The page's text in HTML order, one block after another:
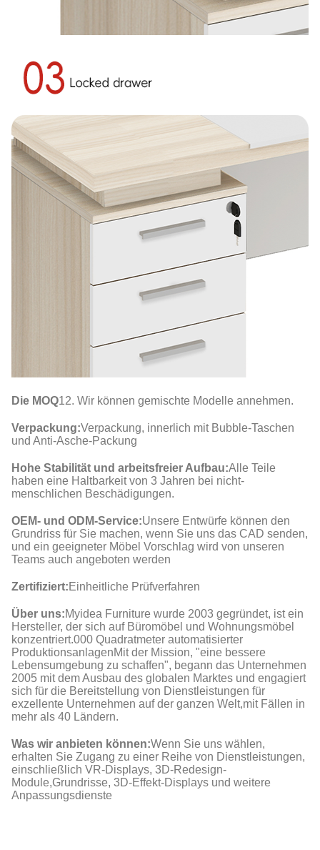
Die MOQ12. Wir können gemischte Modelle annehmen.
Verpackung:Verpackung, innerlich mit Bubble-Taschen
und Anti-Asche-Packung
Hohe Stabilität und arbeitsfreier Aufbau:Alle Teile
haben eine Haltbarkeit von 3 Jahren bei nicht-
menschlichen Beschädigungen.
OEM- und ODM-Service:Unsere Entwürfe können den
Grundriss für Sie machen, wenn Sie uns das CAD senden,
und ein geeigneter Möbel Vorschlag wird von unseren
Teams auch angeboten werden
Zertifiziert:Einheitliche Prüfverfahren
Über uns:Myidea Furniture wurde 2003 gegründet, ist ein
Hersteller, der sich auf Büromöbel und Wohnungsmöbel
konzentriert.000 Quadratmeter automatisierter
ProduktionsanlagenMit der Mission, "eine bessere
Lebensumgebung zu schaffen", begann das Unternehmen
2005 mit dem Ausbau des globalen Marktes und engagiert
sich für die Bereitstellung von Dienstleistungen für
exzellente Unternehmen auf der ganzen Welt,mit Fällen in
mehr als 40 Ländern.
Was wir anbieten können:Wenn Sie uns wählen,
erhalten Sie Zugang zu einer Reihe von Dienstleistungen,
einschließlich VR-Displays, 3D-Redesign-
Module,Grundrisse, 3D-Effekt-Displays und weitere
Anpassungsdienste